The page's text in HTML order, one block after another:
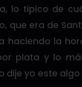
lo tipico de
que era de
haciendo la
plata y lo
dije yo este